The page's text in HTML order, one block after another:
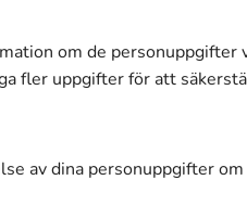
om de personuppgifter
fler uppgifter för att
av dina personuppgifter